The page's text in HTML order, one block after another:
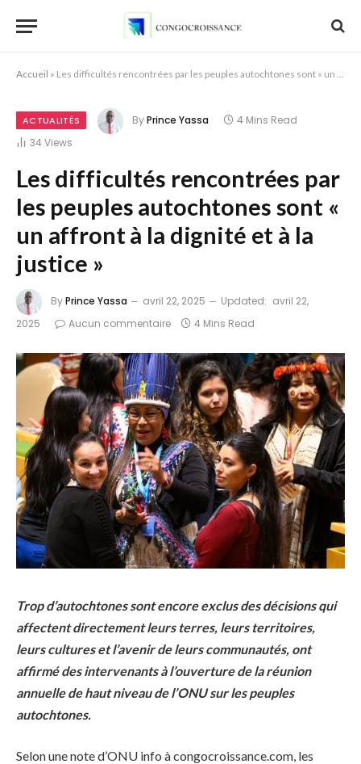
Accueil » Les difficultés rencontrées par les peuples autochtones sont « un affront à la dignité et à la justice »
ACTUALITÉS ByPrince Yassa
4 Mins Read
34 Views
Les difficultés rencontrées par
les peuples autochtones sont «
un affront à la dignité et à la
justice »
ByPrince Yassa avril 22, 2025 Updated: avril 22,
2025
Aucun commentaire 4 Mins Read
Trop d’autochtones sont encore exclus des décisions qui
affectent directement leurs terres, leurs territoires,
leurs cultures et l’avenir de leurs communautés, ont
affirmé des intervenants à l’ouverture de la réunion
annuelle de haut niveau de l’ONU sur les peuples
autochtones.
Selon une note d’ONU info à congocroissance.com, les